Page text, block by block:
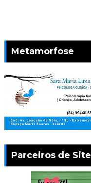
Metamorfose
Parceiros de Site